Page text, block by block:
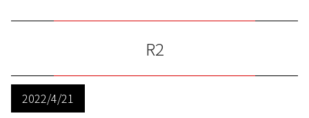
R2
2022/4/21